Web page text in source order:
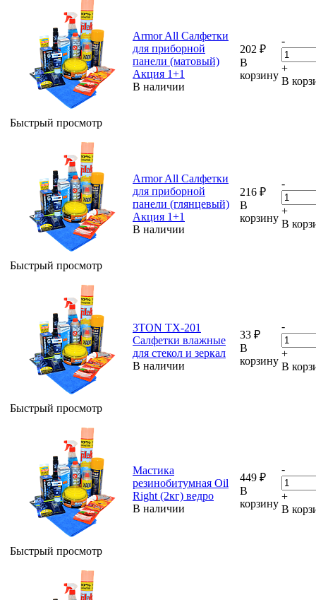
Быстрый просмотр
Armor All Салфетки
для приборной
панели (матовый)
Акция 1+1
В наличии
202 ₽
В
корзину
-
+
В
Быстрый просмотр
Armor All Салфетки
для приборной
панели (глянцевый)
Акция 1+1
В наличии
216 ₽
В
корзину
-
+
В
Быстрый просмотр
3TON ТХ-201
Салфетки влажные
для стекол и зеркал
В наличии
33 ₽
В
корзину
-
+
В
Быстрый просмотр
Мастика
резинобитумная Oil
Right (2кг) ведро
В наличии
449 ₽
В
корзину
-
+
В